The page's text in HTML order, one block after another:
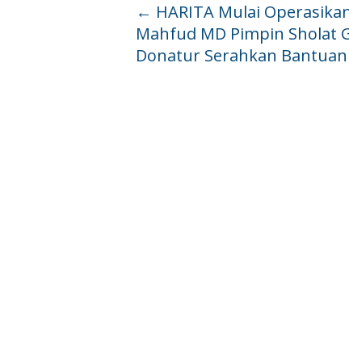
← HARITA Mulai
Mahfud MD Pimpin Sholat
Donatur Serahkan Bantuan